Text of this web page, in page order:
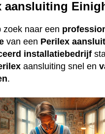
aansluiting
zoek naar een
van een Perilex
installatiebedrijf
aansluiting snel en
.